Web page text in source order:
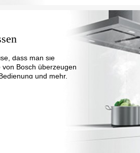
dass man sie
Bosch überzeugen
und mehr.